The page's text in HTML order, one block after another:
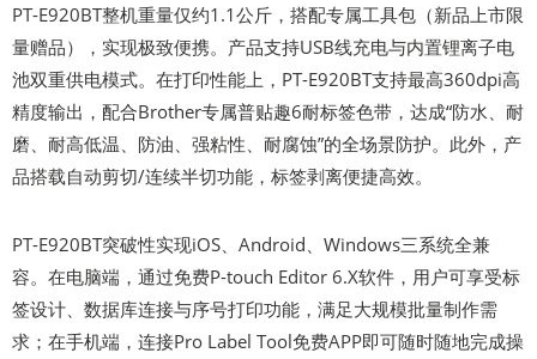
PT-E920BT整机重量仅约1.1公斤，搭配专属工具包（新品上市限
量赠品），实现极致便携。产品支持USB线充电与内置锂离子电
池双重供电模式。在打印性能上，PT-E920BT支持最高360dpi高
精度输出，配合Brother专属普贴趣6耐标签色带，达成“防水、耐
磨、耐高低温、防油、强粘性、耐腐蚀”的全场景防护。此外，产
品搭载自动剪切/连续半切功能，标签剥离便捷高效。
PT-E920BT突破性实现iOS、Android、Windows三系统全兼
容。在电脑端，通过免费P-touch Editor 6.X软件，用户可享受标
签设计、数据库连接与序号打印功能，满足大规模批量制作需
求；在手机端，连接Pro Label Tool免费APP即可随时随地完成操